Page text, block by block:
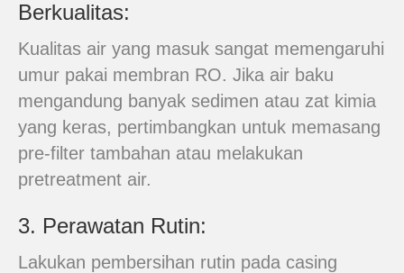
Berkualitas:
Kualitas air yang masuk sangat memengaruhi
umur pakai membran RO. Jika air baku
mengandung banyak sedimen atau zat kimia
yang keras, pertimbangkan untuk memasang
pre-filter tambahan atau melakukan
pretreatment air.
3. Perawatan Rutin:
Lakukan pembersihan rutin pada casing